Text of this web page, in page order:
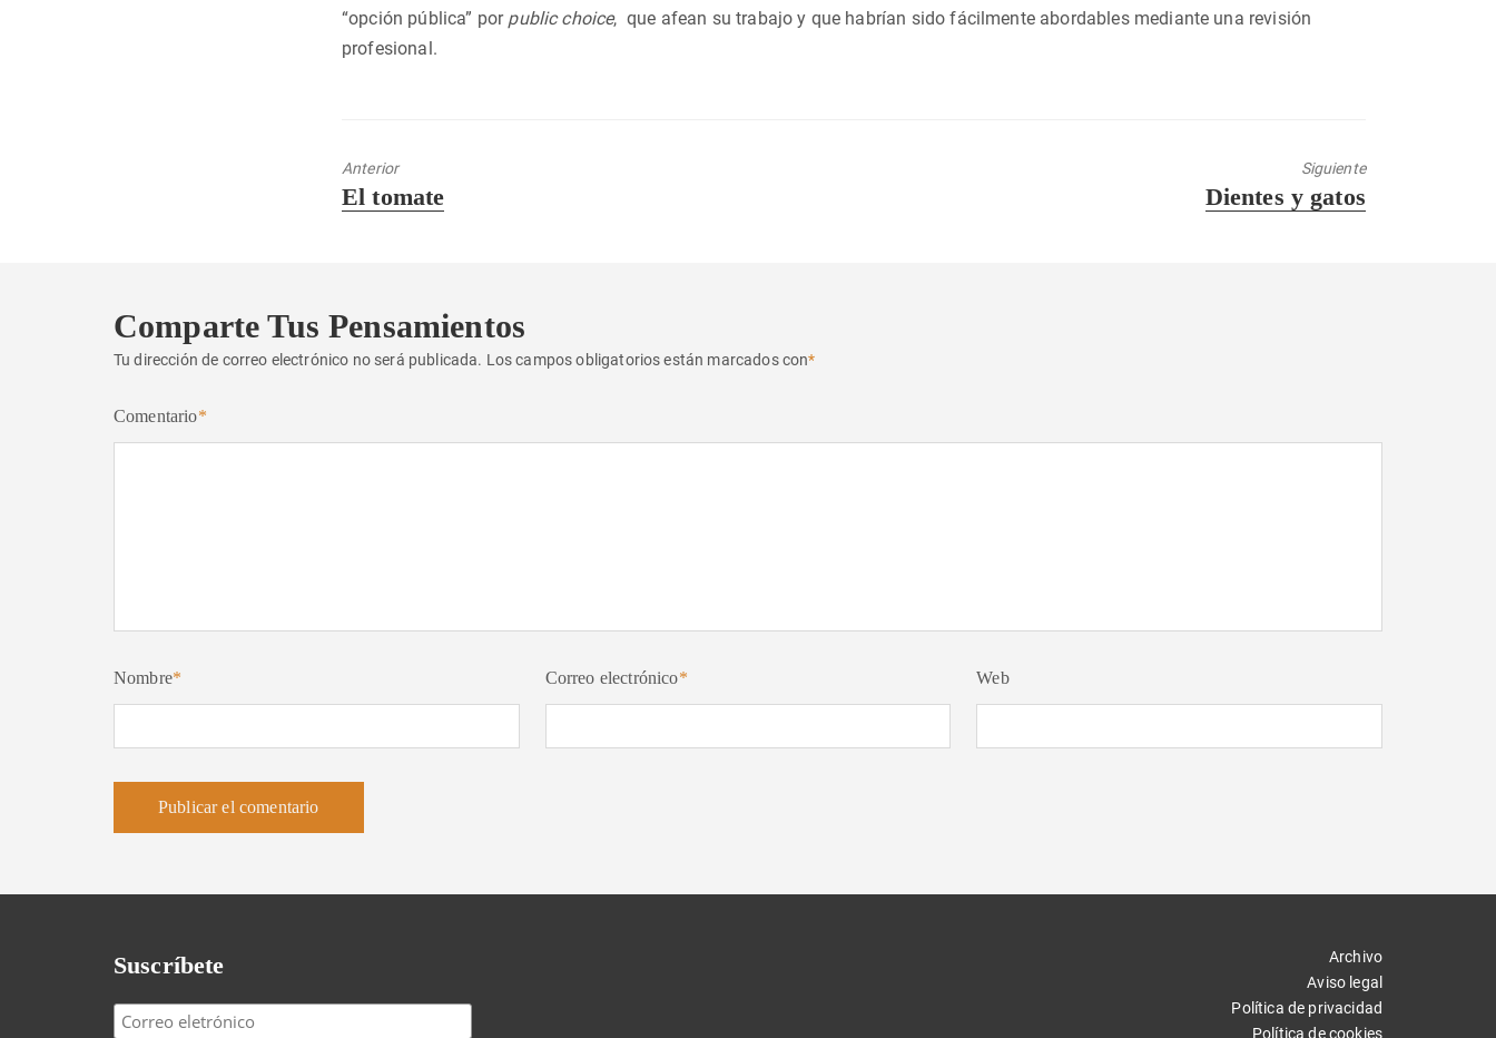
“opción pública” por public choice, que afean su trabajo y que habrían sido fácilmente abordables mediante una revisión
profesional.
Anterior
Entrada
El tomate
Siguiente
Entrada
Dientes y gatos
Comparte Tus Pensamientos
Tu dirección de correo electrónico no será publicada. Los campos obligatorios están marcados con*
Comentario*
Nombre* Correo electrónico* Web
Suscríbete
Archivo
Aviso legal
Política de privacidad
Política de cookies